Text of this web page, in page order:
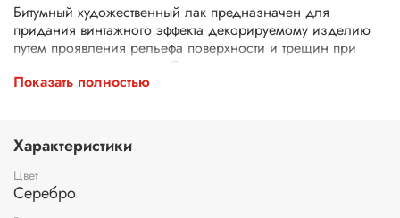
Битумный художественный лак предназначен для
придания винтажного эффекта декорируемому изделию
путем проявления рельефа поверхности и трещин при
помощи их затемнения. Создает эффект состаривания
поверхности. Лак битумный имеет жидкую консистенцию
картин, в декупаже, декоре стен и мебели. Битумный лак
можно использовать на различных поверхностях (дерево,
камень, ДВП и др.).
Битумный лак отлично подходит для техники золочения,
придавая золотой акриловой краске, жидкой потали
Показать полностью
Характеристики
Цвет
Серебро